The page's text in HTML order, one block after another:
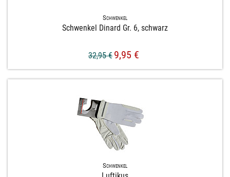
Schwenkel
Schwenkel Dinard Gr. 6, schwarz
32,95 € 9,95 €
Schwenkel